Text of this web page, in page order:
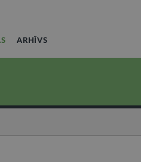
ARHĪVS